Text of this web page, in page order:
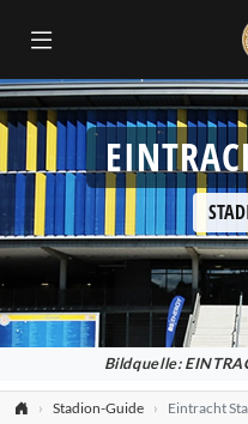
Bildquelle:
Stadion-Guide Eintracht